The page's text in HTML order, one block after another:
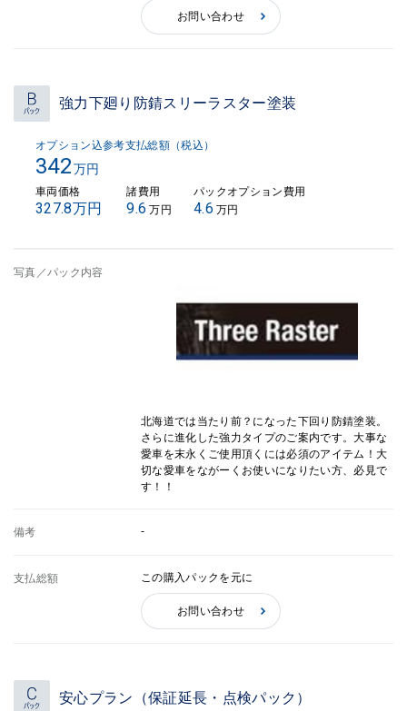
お問い合わせ
強力下廻り防錆スリーラスター塗装
オプション込参考支払総額（税込）
342万円
車両価格
327.8万円
諸費用
9.6 万円
パックオプション費用
4.6 万円
写真／パック内容
北海道では当たり前？になった下回り防錆塗装。
さらに進化した強力タイプのご案内です。大事な
愛車を末永くご使用頂くには必須のアイテム！大
切な愛車をながーくお使いになりたい方、必見で
す！！
備考 -
支払総額 この購入パックを元に
お問い合わせ
安心プラン（保証延長・点検パック）